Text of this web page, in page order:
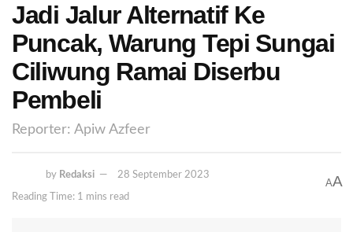
Jadi Jalur Alternatif Ke
Puncak, Warung Tepi Sungai
Ciliwung Ramai Diserbu
Pembeli
Reporter: Apiw Azfeer
by Redaksi 28 September 2023
Reading Time: 1 mins read
AA